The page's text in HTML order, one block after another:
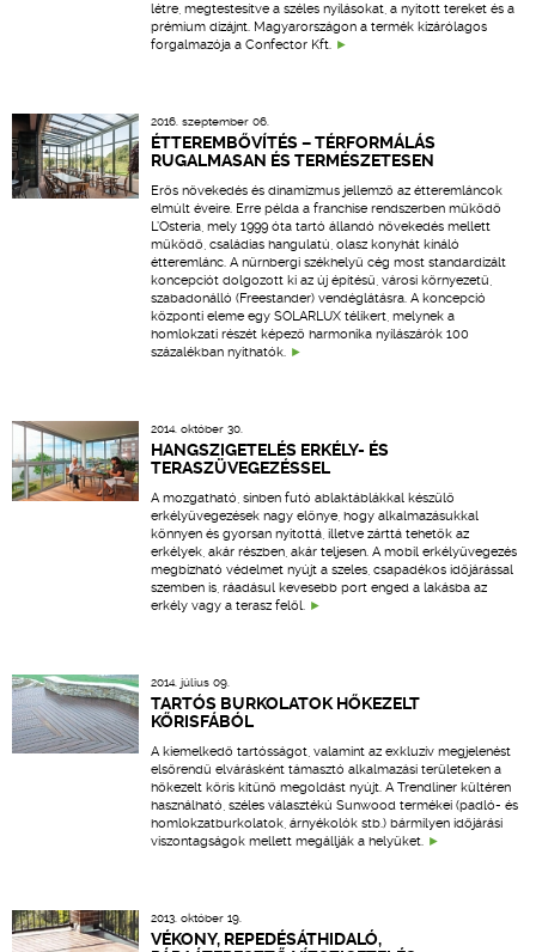
létre, megtestesítve a széles nyílásokat, a nyitott tereket és a
prémium dizájnt. Magyarországon a termék kizárólagos
forgalmazója a Confector Kft.
2016. szeptember 06.
ÉTTEREMBŐVÍTÉS – TÉRFORMÁLÁS
RUGALMASAN ÉS TERMÉSZETESEN
Erős növekedés és dinamizmus jellemző az étteremláncok
elmúlt éveire. Erre példa a franchise rendszerben működő
L’Osteria, mely 1999 óta tartó állandó növekedés mellett
működő, családias hangulatú, olasz konyhát kínáló
étteremlánc. A nürnbergi székhelyű cég most standardizált
koncepciót dolgozott ki az új építésű, városi környezetű,
szabadonálló (Freestander) vendéglátásra. A koncepció
központi eleme egy SOLARLUX télikert, melynek a
homlokzati részét képező harmonika nyílászárók 100
százalékban nyithatók.
2014. október 30.
HANGSZIGETELÉS ERKÉLY- ÉS
TERASZÜVEGEZÉSSEL
A mozgatható, sínben futó ablaktáblákkal készülő
erkélyüvegezések nagy előnye, hogy alkalmazásukkal
könnyen és gyorsan nyitottá, illetve zárttá tehetők az
erkélyek, akár részben, akár teljesen. A mobil erkélyüvegezés
megbízható védelmet nyújt a szeles, csapadékos időjárással
szemben is, ráadásul kevesebb port enged a lakásba az
erkély vagy a terasz felől.
2014. július 09.
TARTÓS BURKOLATOK HŐKEZELT
KŐRISFÁBÓL
A kiemelkedő tartósságot, valamint az exkluzív megjelenést
elsőrendű elvárásként támasztó alkalmazási területeken a
hőkezelt kőris kitűnő megoldást nyújt. A Trendliner kültéren
használható, széles választékú Sunwood termékei (padló- és
homlokzatburkolatok, árnyékolók stb.) bármilyen időjárási
viszontagságok mellett megállják a helyüket.
2013. október 19.
VÉKONY, REPEDÉSÁTHIDALÓ,